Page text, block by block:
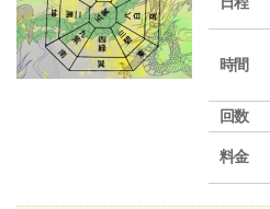
時間
回数
料金